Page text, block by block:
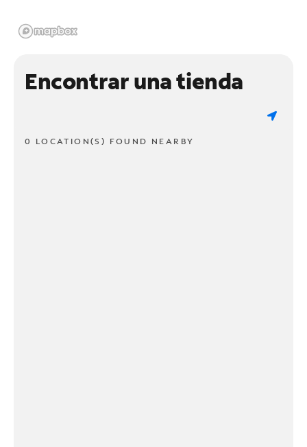
Encontrar una tienda
0 LOCATION(S) FOUND NEARBY